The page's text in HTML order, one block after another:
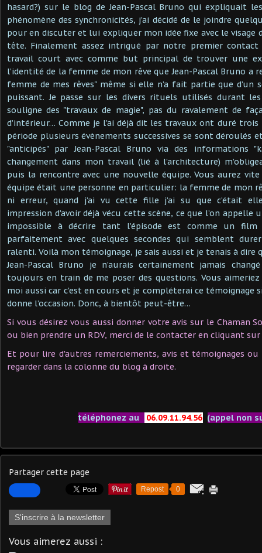
hasard?) sur le blog de Jean-Pascal Bruno qui expliquait
phénomène des synchronicités, j’ai décidé de le joindre
pour en discuter et lui expliquer mon idée fixe avec le
tête. Finalement assez intrigué par notre premier contact
travail court avec comme but principal de trouver une
l’identité de la femme de mon rêve que Jean-Pascal Bruno a
femme de mes rêves" même si elle n’a fait partie que
puissant. Je passe sur les divers rituels utilisés durant
souligne des "travaux de magie", pas du ravalement de
d’intérieur… Comme je l’ai déjà dit les travaux ont duré
période plusieurs évènements successives se sont déroulés
"anticipés" par Jean-Pascal Bruno via des informations
changement dans mon travail (lié à l’architecture)
puis la rencontre avec une nouvelle équipe. Vous aurez
équipe était une personne en particulier: la femme de mon
ni erreur, quand j’ai vu cette fille j’ai su que c’était
impression d’avoir déjà vécu cette scène, ce que l’on appelle
impossible à décrire tant l’épisode est comme un film
parfaitement avec quelques secondes qui semblent
ralenti. Voilà mon témoignage, je sais aussi et je tenais à dire
Jean-Pascal Bruno je n’aurais certainement jamais
toujours en train de me poser des questions. Vous
moi aussi car c’est en cours et je compléterai ce témoignage
donne l’occasion. Donc, à bientôt peut-être…
Si vous désirez vous aussi donner votre avis sur le Chaman
ou bien prendre un RDV, merci de le contacter en cliquant sur
Et pour lire d'autres remerciements, avis et témoignages ou
regarder dans la colonne du blog à droite.
téléphonez au 06.09.11.94.56 (appel non
Partager cette page
Repost 0
S'inscrire à la newsletter
Vous aimerez aussi :